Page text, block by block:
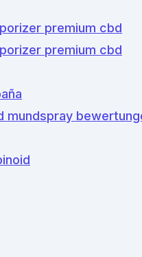
premium cbd
premium cbd
mundspray